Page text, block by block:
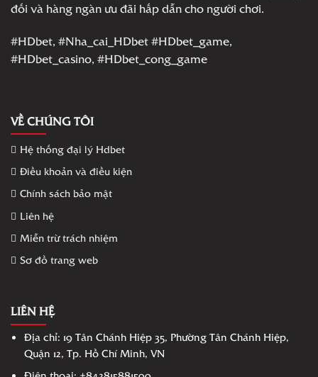
đối và hàng ngàn ưu đãi hấp dẫn cho người chơi.
#HDbet, #Nha_cai_HDbet #HDbet_game,
#HDbet_casino, #HDbet_cong_game
VỀ CHÚNG TÔI
Hệ thống đại lý Hdbet
Điều khoản và điều kiện
Chính sách bảo mật
Liên hệ
Miễn trừ trách nhiệm
Sơ đồ trang web
LIÊN HỆ
Địa chỉ: 19 Tân Chánh Hiệp 35, Phường Tân Chánh Hiệp,
Quận 12, Tp. Hồ Chí Minh, VN